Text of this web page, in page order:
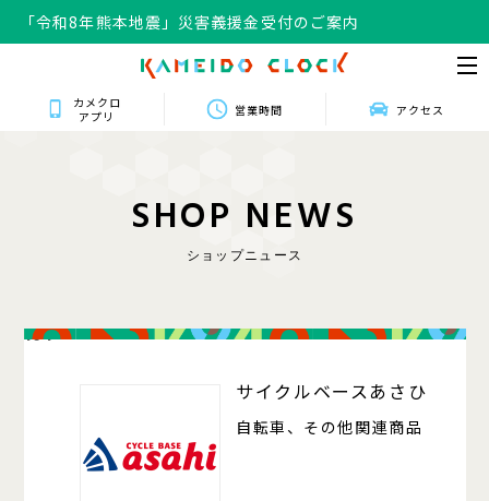
「令和8年熊本地震」災害義援金受付のご案内
カメクロ
アプリ
営業時間 アクセス
SHOP NEWS
ショップニュース
104
サイクルベースあさひ
自転車、その他関連商品